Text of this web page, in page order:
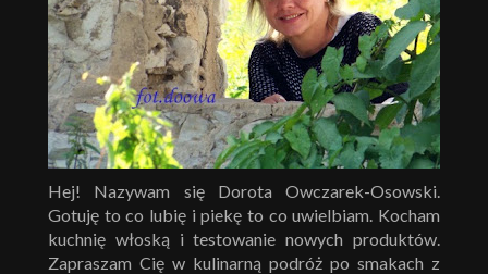
Hej! Nazywam się Dorota Owczarek-Osowski.
Gotuję to co lubię i piekę to co uwielbiam. Kocham
kuchnię włoską i testowanie nowych produktów.
Zapraszam Cię w kulinarną podróż po smakach z